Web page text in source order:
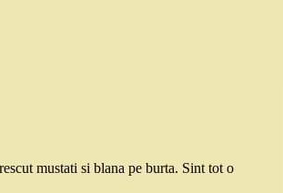
mustati si blana pe burta. Sint tot o